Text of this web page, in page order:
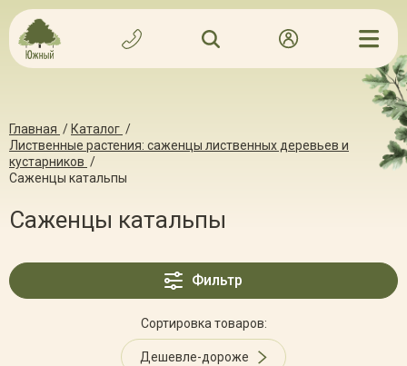
Главная / Каталог /
Лиственные растения: саженцы лиственных деревьев и
кустарников /
Саженцы катальпы
Саженцы катальпы
Фильтр
Сортировка товаров:
Дешевле-дороже